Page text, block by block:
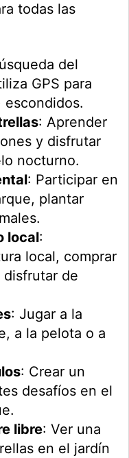
todas las
del
GPS para
escondidos.
: Aprender
y disfrutar
nocturno.
: Participar en
plantar
local:
local, comprar
de
: Jugar a la
a la pelota o a
: Crear un
desafíos en el
libre: Ver una
en el jardín